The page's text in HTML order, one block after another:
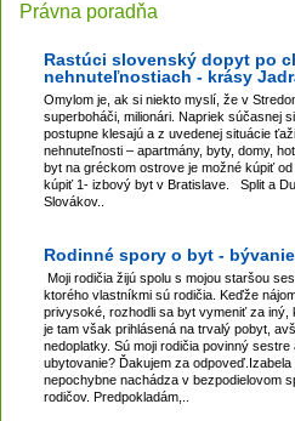
Právna poradňa
Rastúci slovenský dopyt po
nehnuteľnostiach - krásy
Omylom je, ak si niekto myslí, že v
superboháči, milionári. Napriek súčasnej
postupne klesajú a z uvedenej situácie
nehnuteľnosti – apartmány, byty, domy,
byt na gréckom ostrove je možné kúpiť
kúpiť 1- izbový byt v Bratislave. Split a
Slovákov..
Rodinné spory o byt -
Moji rodičia žijú spolu s mojou staršou
ktorého vlastníkmi sú rodičia. Keďže
privysoké, rozhodli sa byt vymeniť za iný,
je tam však prihlásená na trvalý pobyt,
nedoplatky. Sú moji rodičia povinný
ubytovanie? Ďakujem za
nepochybne nachádza v bezpodielovom
rodičov. Predpokladám,..